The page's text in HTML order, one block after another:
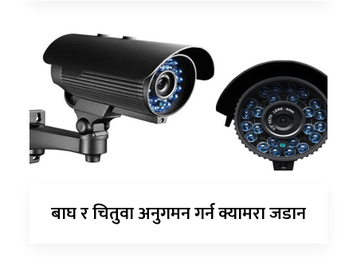
बाघ र चितुवा अनुगमन गर्न क्यामरा जडान